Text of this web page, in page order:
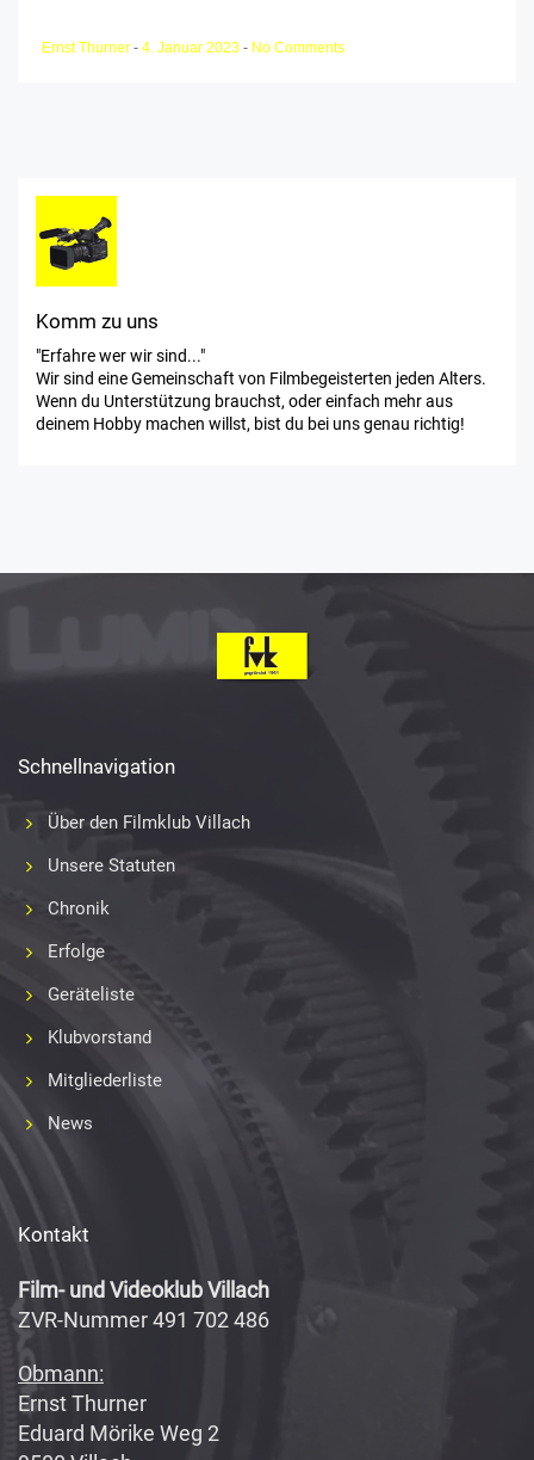
Ernst Thurner - 4. Januar 2023 - No Comments
Komm zu uns
"Erfahre wer wir sind..."
Wir sind eine Gemeinschaft von Filmbegeisterten jeden Alters.
Wenn du Unterstützung brauchst, oder einfach mehr aus
deinem Hobby machen willst, bist du bei uns genau richtig!
Schnellnavigation
Über den Filmklub Villach
Unsere Statuten
Chronik
Erfolge
Geräteliste
Klubvorstand
Mitgliederliste
News
Kontakt
Film- und Videoklub Villach
ZVR-Nummer 491 702 486
Obmann:
Ernst Thurner
Eduard Mörike Weg 2